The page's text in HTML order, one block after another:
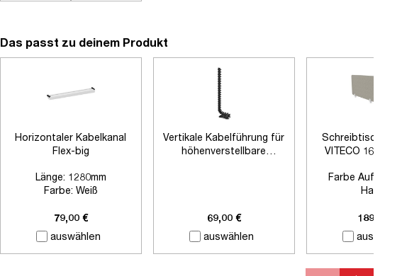
Das passt zu deinem Produkt
auswählen
Horizontaler Kabelkanal
Flex-big
Länge: 1280mm
Farbe: Weiß
79,00 €
auswählen
Vertikale Kabelführung für
höhenverstellbare
69,00 €
VITECO 160cm
Farbe
Harbor
Länge:
189,00 €